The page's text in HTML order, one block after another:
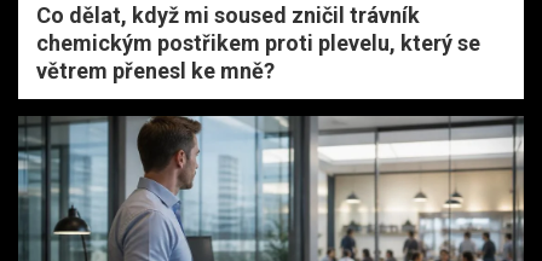
Co dělat, když mi soused zničil trávník
chemickým postřikem proti plevelu, který se
větrem přenesl ke mně?